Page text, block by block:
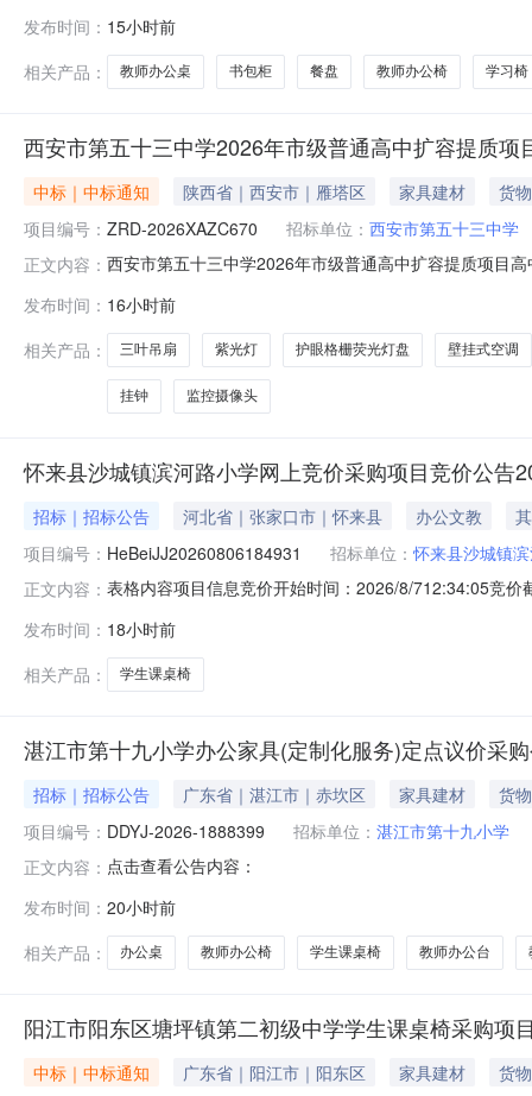
3522826（元）温州市宁盛楼宇配套设施有限公司龙金
发布时间： 15小时前
相关产品：
教师办公桌 书包柜 餐盘 教师办公椅 学习椅
西安市第五十三中学2026年市级普通高中扩容提质
中标｜中标通知 陕西省｜西安市｜雁塔区 家具建材
货物
项目编号： ZRD-2026XAZC670 招标单位： 西安市第五十三中学
正文内容： 西安市第五十三中学2026年市级普通高中扩容提质项目
审价格西安华沣教学设备有限公司西安市新城区韩森路
发布时间： 16小时前
相关产品：
三叶吊扇 紫光灯 护眼格栅荧光灯盘 壁挂式空调
挂钟 监控摄像头
怀来县沙城镇滨河路小学网上竞价采购项目竞价公告
招标｜招标公告 河北省｜张家口市｜怀来县 办公文教
项目编号： HeBeiJJ20260806184931 招标单位： 怀来县沙城镇
正文内容： 表格内容项目信息竞价开始时间：2026/8/712:34:05竞
名称品牌预算单价参数数量学生课桌椅未指定300.00桌
发布时间： 18小时前
相关产品：
学生课桌椅
湛江市第十九小学办公家具(定制化服务)定点议价采
招标｜招标公告 广东省｜湛江市｜赤坎区 家具建材
货物
项目编号： DDYJ-2026-1888399 招标单位： 湛江市第十九小学
正文内容： 点击查看公告内容：
发布时间： 20小时前
相关产品：
办公桌 教师办公椅 学生课桌椅 教师办公台
阳江市阳东区塘坪镇第二初级中学学生课桌椅采购项
中标｜中标通知 广东省｜阳江市｜阳东区 家具建材
货物